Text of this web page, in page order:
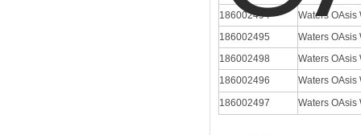
186002494
Waters OAsis
186002495
Waters OAsis
186002498
Waters OAsis
186002496
Waters OAsis
186002497
Waters OAsis